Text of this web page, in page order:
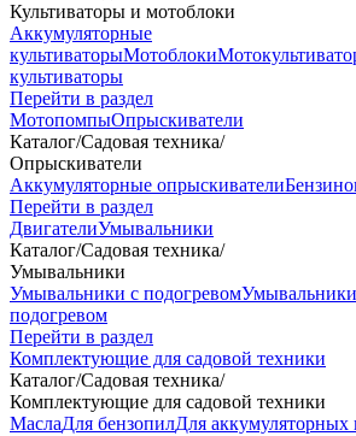
Культиваторы и мотоблоки
Аккумуляторные
культиваторыМотоблоки
культиваторы
Перейти в раздел
МотопомпыОпрыскиватели
Каталог/Садовая техника/
Опрыскиватели
Аккумуляторные опрыскиватели
Перейти в раздел
ДвигателиУмывальники
Каталог/Садовая техника/
Умывальники
Умывальники с подогревомУмывальники
подогревом
Перейти в раздел
Комплектующие для садовой техники
Каталог/Садовая техника/
Комплектующие для садовой техники
МаслаДля бензопилДля аккумуляторных